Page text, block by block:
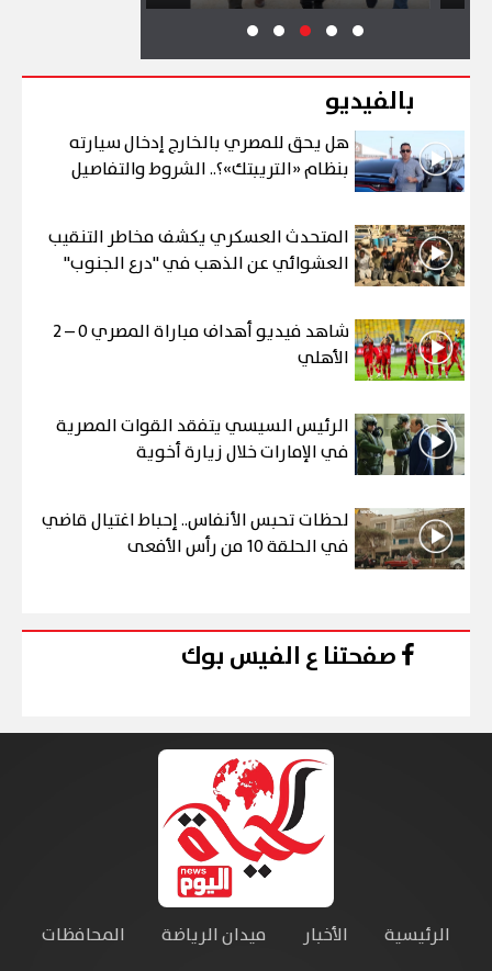
بالفيديو
هل يحق للمصري بالخارج إدخال سيارته
بنظام «التريبتك»؟.. الشروط والتفاصيل
المتحدث العسكري يكشف مخاطر التنقيب
العشوائي عن الذهب في "درع الجنوب"
شاهد فيديو أهداف مباراة المصري 0 – 2
الأهلي
الرئيس السيسي يتفقد القوات المصرية
في الإمارات خلال زيارة أخوية
لحظات تحبس الأنفاس.. إحباط اغتيال قاضي
في الحلقة 10 من رأس الأفعى
صفحتنا ع الفيس بوك
الرئيسية الأخبار ميدان الرياضة
المحافظات